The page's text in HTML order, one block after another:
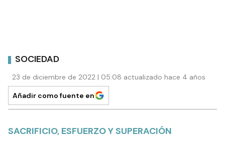
SOCIEDAD
23 de diciembre de 2022 | 05:08 actualizado hace 4 años
Añadir como fuente en
SACRIFICIO, ESFUERZO Y SUPERACIÓN